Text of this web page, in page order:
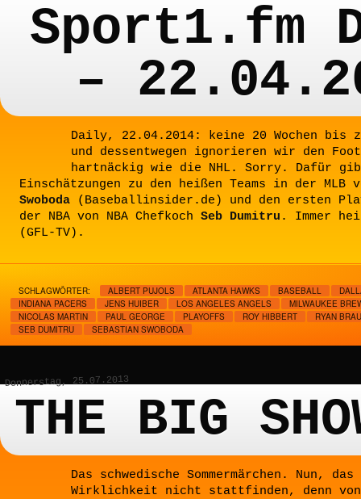
Sport1.fm
–
Daily, 22.04.2014: keine 20 Wochen bis
und dessentwegen ignorieren wir den
hartnäckig wie die NHL. Sorry. Dafür
Einschätzungen zu den heißen Teams in der MLB
Swoboda (Baseballinsider.de) und den ersten
der NBA von NBA Chefkoch Seb Dumitru . Immer
(GFL-TV).
SCHLAGWÖRTER: ALBERT PUJOLS ATLANTA HAWKS BASEBALL
INDIANA PACERS
JENS HUIBER LOS ANGELES ANGELS
MILWAUKEE
NICOLAS MARTIN
PAUL GEORGE PLAYOFFS ROY HIBBERT
RYAN
SEB DUMITRU
SEBASTIAN SWOBODA
Donnerstag, 25.07.2013
THE BIG
Das schwedische Sommermärchen. Nun,
Wirklichkeit nicht stattfinden, denn von